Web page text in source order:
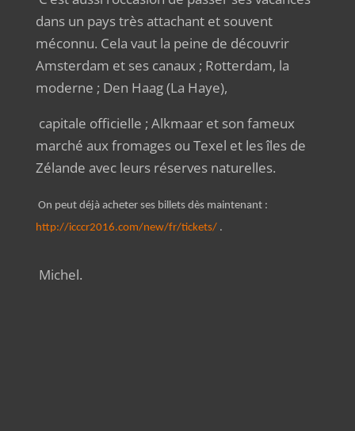
dans un pays très attachant et souvent
méconnu. Cela vaut la peine de découvrir
Amsterdam et ses canaux ; Rotterdam, la
moderne ; Den Haag (La Haye),
capitale officielle ; Alkmaar et son fameux
marché aux fromages ou Texel et les îles de
Zélande avec leurs réserves naturelles.
On peut déjà acheter ses billets dès maintenant :
http://icccr2016.com/new/fr/tickets/.
Michel.